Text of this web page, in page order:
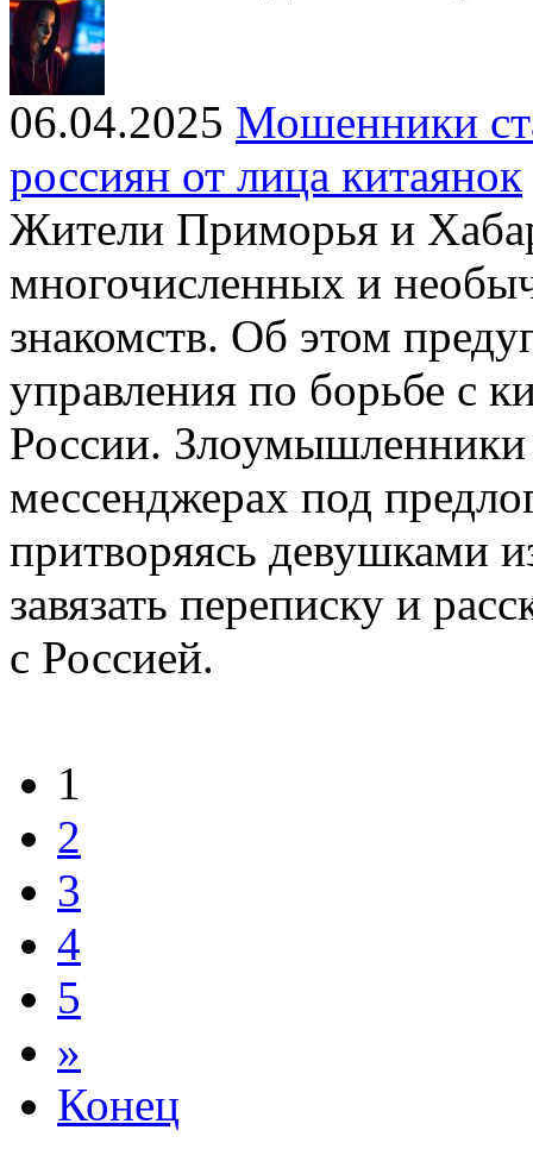
06.04.2025 Мошенники
россиян от лица китаянок
Жители Приморья и
многочисленных и
знакомств. Об этом
управления по борьбе с
России. Злоумышленники
мессенджерах под
притворяясь девушками
завязать переписку и
с Россией.
1
2
3
4
5
»
Конец